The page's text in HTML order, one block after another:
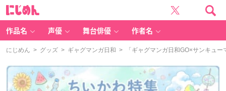
作品名 声優 舞台俳優 作者名
にじめん > グッズ > ギャグマンガ日和 > 「ギャグマンガ日和GO×サンキュー